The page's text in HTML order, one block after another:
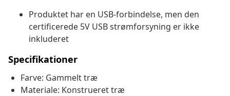
Produktet har en USB-forbindelse, men den
certificerede 5V USB strømforsyning er ikke
inkluderet
Specifikationer
Farve: Gammelt træ
Materiale: Konstrueret træ